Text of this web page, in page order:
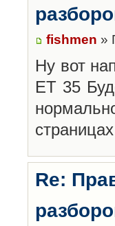
fishmen »
Ну вот
ET 35
Re: